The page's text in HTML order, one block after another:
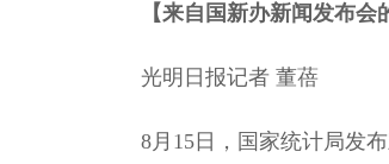
【来自国新办新闻发布会
光明日报记者 董蓓
8月15日，国家统计局发布